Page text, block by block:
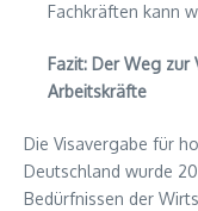
Fachkräften kann
Fazit: Der Weg
Arbeitskräfte
Die Visavergabe für
Deutschland wurde
Bedürfnissen der